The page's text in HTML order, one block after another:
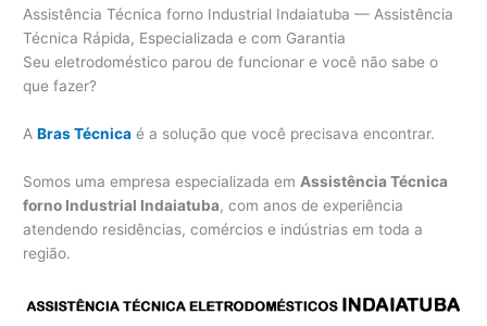
Assistência Técnica forno Industrial Indaiatuba — Assistência
Técnica Rápida, Especializada e com Garantia
Seu eletrodoméstico parou de funcionar e você não sabe o
que fazer?
ABras Técnica é a solução que você precisava encontrar.
Somos uma empresa especializada em Assistência Técnica
forno Industrial Indaiatuba, com anos de experiência
atendendo residências, comércios e indústrias em toda a
região.